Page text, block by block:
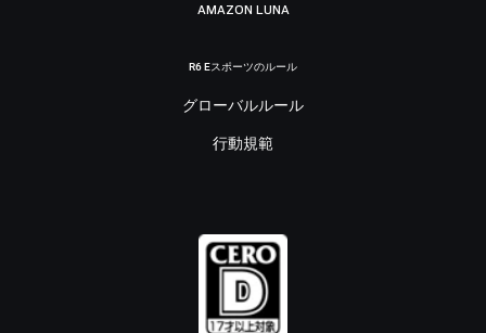
AMAZON LUNA
R6 Eスポーツのルール
グローバルルール
行動規範